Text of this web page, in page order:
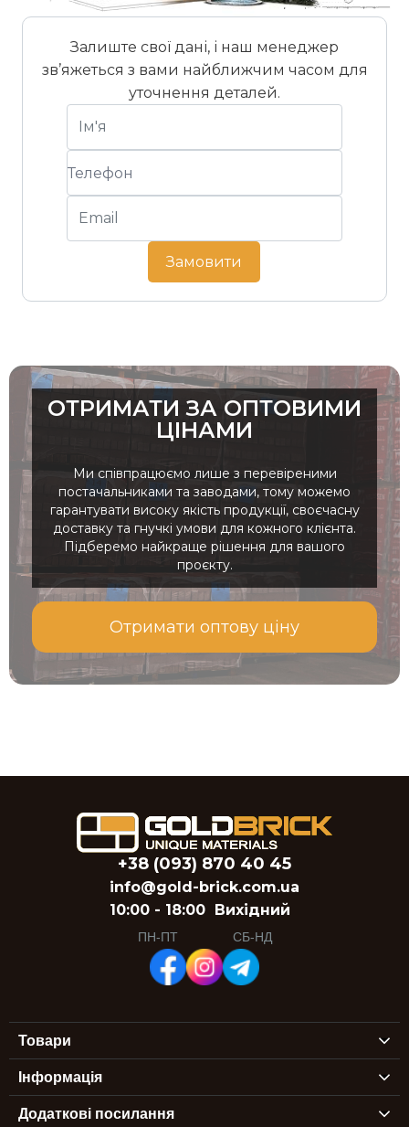
Рішення бренду широко застосовуються в
реконструкції об’єктів, де важливі довговічність,
естетика та оптимізація конструктивних
навантажень.
Залиште свої дані, і наш менеджер
зв’яжеться з вами найближчим часом для
уточнення деталей.
Замовити
ОТРИМАТИ ЗА ОПТОВИМИ
ЦІНАМИ
Ми співпрацюємо лише з перевіреними
постачальниками та заводами, тому можемо
гарантувати високу якість продукції, своєчасну
доставку та гнучкі умови для кожного клієнта.
Підберемо найкраще рішення для вашого
проєкту.
Отримати оптову ціну
+38 (093) 870 40 45
info@gold-brick.com.ua
10:00 - 18:00
ПН-ПТ
Вихідний
СБ-НД
Товари
Інформація
Додаткові посилання